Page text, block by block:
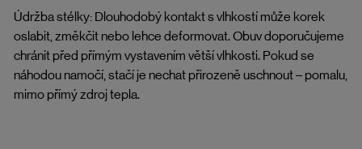
Údržba stélky: Dlouhodobý kontakt s vlhkostí může korek
oslabit, změkčit nebo lehce deformovat. Obuv doporučujeme
chránit před přímým vystavením větší vlhkosti. Pokud se
náhodou namočí, stačí je nechat přirozeně uschnout – pomalu,
mimo přímý zdroj tepla.